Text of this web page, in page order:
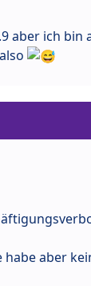
aber ich bin
aber